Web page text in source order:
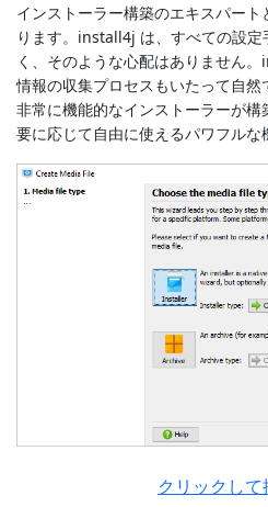
インストーラー構築のエキスパー
ります。install4j は、すべての設定
く、そのような心配はありません
情報の収集プロセスもいたって自然
非常に機能的なインストーラーが
要に応じて自由に使えるパワフルな
クリックし